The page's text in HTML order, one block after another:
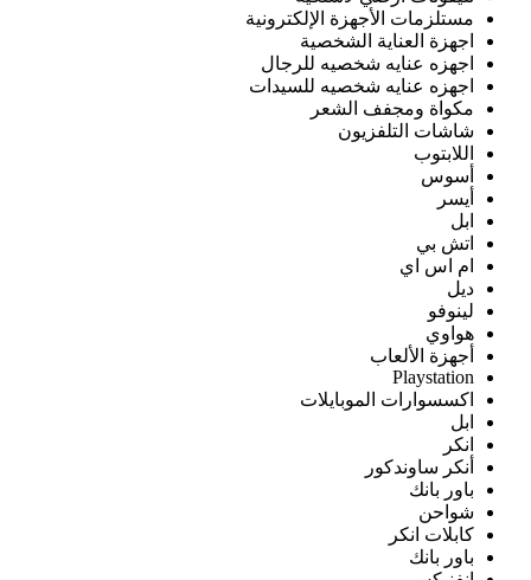
مستلزمات الأجهزة الإلكترونية
اجهزة العناية الشخصية
اجهزه عنايه شخصيه للرجال
اجهزه عنايه شخصيه للسيدات
مكواة ومجفف الشعر
شاشات التلفزيون
اللابتوب
أسوس
أيسر
ابل
اتش بي
ام اس اي
ديل
لينوفو
هواوي
أجهزة الألعاب
Playstation
اكسسوارات الموبايلات
ابل
انكر
أنكر ساوندكور
باور بانك
شواحن
كابلات انكر
باور بانك